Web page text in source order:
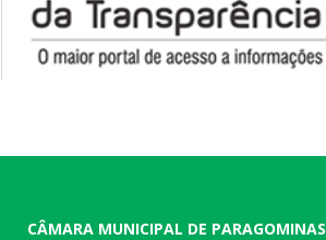
CÂMARA MUNICIPAL DE PARAGOMINAS